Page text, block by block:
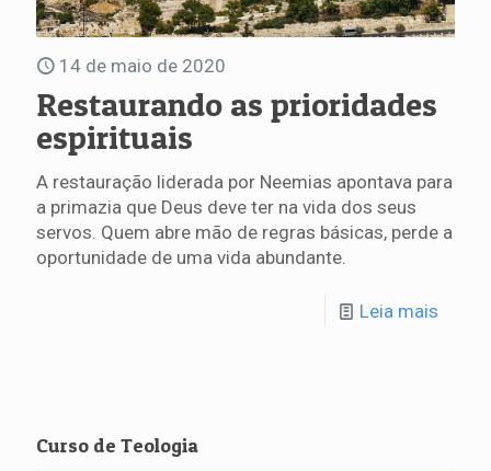
14 de maio de 2020
Restaurando as prioridades
espirituais
A restauração liderada por Neemias apontava para
a primazia que Deus deve ter na vida dos seus
servos. Quem abre mão de regras básicas, perde a
oportunidade de uma vida abundante.
Leia mais
Curso de Teologia